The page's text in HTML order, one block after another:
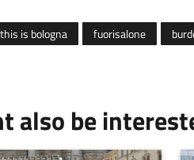
this is bologna fuorisalone
also be